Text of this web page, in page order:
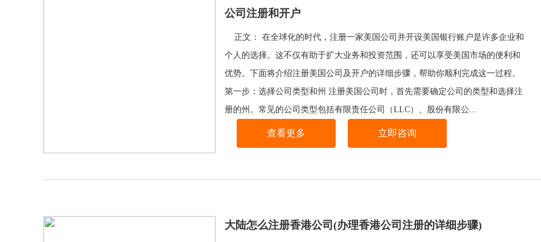
公司注册和开户
正文： 在全球化的时代，注册一家美国公司并开设美国银行账户是许多企业和
个人的选择。这不仅有助于扩大业务和投资范围，还可以享受美国市场的便利和
优势。下面将介绍注册美国公司及开户的详细步骤，帮助你顺利完成这一过程。
第一步：选择公司类型和州 注册美国公司时，首先需要确定公司的类型和选择注
册的州。常见的公司类型包括有限责任公司（LLC）、股份有限公...
查看更多 立即咨询
大陆怎么注册香港公司(办理香港公司注册的详细步骤)